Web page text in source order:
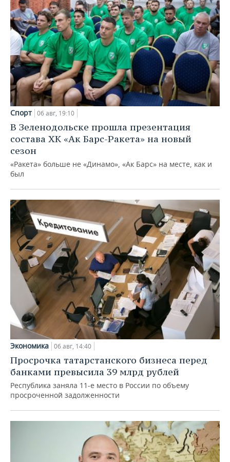
Спорт 06 авг, 19:10
В Зеленодольске прошла презентация
состава ХК «Ак Барс-Ракета» на новый
сезон
«Ракета» больше не «Динамо», «Ак Барс» на месте, как и
был
Экономика 06 авг, 14:40
Просрочка татарстанского бизнеса перед
банками превысила 39 млрд рублей
Республика заняла 11-е место в России по объему
просроченной задолженности